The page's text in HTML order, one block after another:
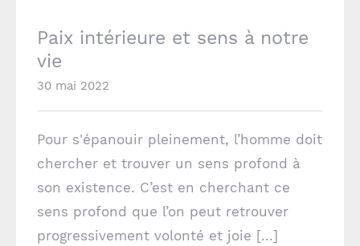
Paix intérieure et sens à notre
vie
30 mai 2022
Pour s'épanouir pleinement, l’homme doit
chercher et trouver un sens profond à
son existence. C’est en cherchant ce
sens profond que l’on peut retrouver
progressivement volonté et joie [...]